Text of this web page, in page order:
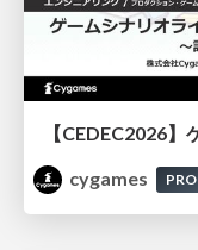
cygames
PRO